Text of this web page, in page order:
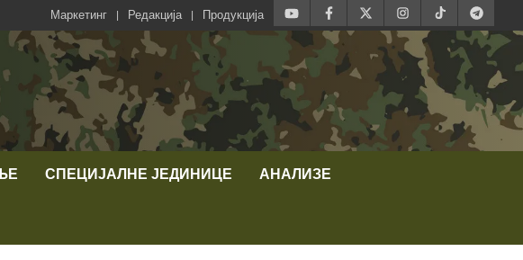
Маркетинг Редакција Продукција
СПЕЦИЈАЛНЕ ЈЕДИНИЦЕ АНАЛИЗЕ